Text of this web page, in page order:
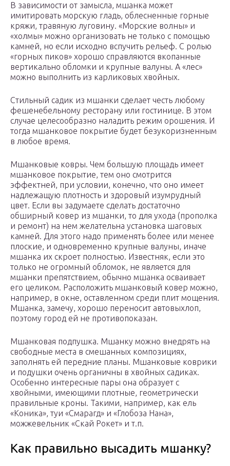
В зависимости от замысла, мшанка может
имитировать морскую гладь, облесненные горные
кряжи, травяную луговину. «Морские волны» и
«холмы» можно организовать не только с помощью
камней, но если исходно вспучить рельеф. С ролью
«горных пиков» хорошо справляются вкопанные
вертикально обломки и крупные валуны. А «лес»
можно выполнить из карликовых хвойных.
Стильный садик из мшанки сделает честь любому
фешенебельному ресторану или гостинице. В этом
случае целесообразно наладить режим орошения. И
тогда мшанковое покрытие будет безукоризненным
в любое время.
Мшанковые ковры. Чем большую площадь имеет
мшанковое покрытие, тем оно смотрится
эффектней, при условии, конечно, что оно имеет
надлежащую плотность и здоровый изумрудный
цвет. Если вы задумаете сделать достаточно
обширный ковер из мшанки, то для ухода (прополка
и ремонт) на нем желательна установка шаговых
камней. Для этого надо применять более или менее
плоские, и одновременно крупные валуны, иначе
мшанка их скроет полностью. Известняк, если это
только не огромный обломок, не является для
мшанки препятствием, обычно мшанка осваивает
его целиком. Расположить мшанковый ковер можно,
например, в окне, оставленном среди плит мощения.
Мшанка, замечу, хорошо переносит автовыхлоп,
поэтому город ей не противопоказан.
Мшанковая подпушка. Мшанку можно внедрять на
свободные места в смешанных композициях,
заполнять ей передние планы. Мшанковые коврики
и подушки очень органичны в хвойных садиках.
Особенно интересные пары она образует с
хвойными, имеющими плотные, геометрически
правильные кроны. Такими, например, как ель
«Коника», туи «Смарагд» и «Глобоза Нана»,
можжевельник «Скай Рокет» и т.п.
Как правильно высадить мшанку?